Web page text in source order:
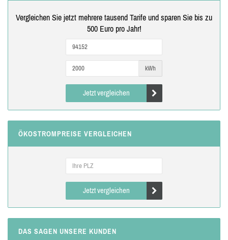
Vergleichen Sie jetzt mehrere tausend Tarife und sparen Sie bis zu
500 Euro pro Jahr!
kWh
Jetzt vergleichen
ÖKOSTROMPREISE VERGLEICHEN
Jetzt vergleichen
DAS SAGEN UNSERE KUNDEN